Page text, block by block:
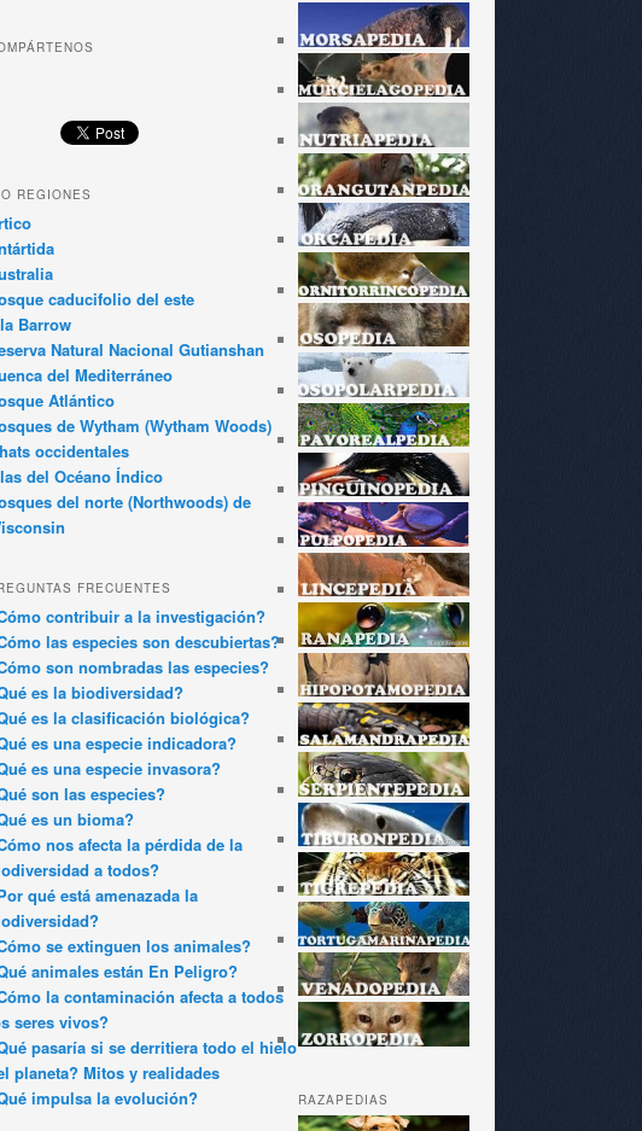
RAZAPEDIAS
REGIONES
caducifolio del este
Barrow
Natural Nacional Gutianshan
del Mediterráneo
Atlántico
de Wytham (Wytham Woods)
occidentales
del Océano Índico
del norte (Northwoods) de
FRECUENTES
contribuir a la investigación?
las especies son descubiertas?
son nombradas las especies?
es la biodiversidad?
es la clasificación biológica?
es una especie indicadora?
es una especie invasora?
son las especies?
es un bioma?
nos afecta la pérdida de la
a todos?
qué está amenazada la
se extinguen los animales?
animales están En Peligro?
la contaminación afecta a todos
seres vivos?
pasaría si se derritiera todo el hielo
planeta? Mitos y realidades
impulsa la evolución?